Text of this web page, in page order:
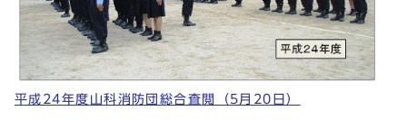
平成24年度山科消防団総合査閲（5月20日）